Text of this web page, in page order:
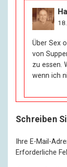
Über Sex
von
zu essen.
wenn ich
Schreiben
Ihre E-Mail-
Erforderliche